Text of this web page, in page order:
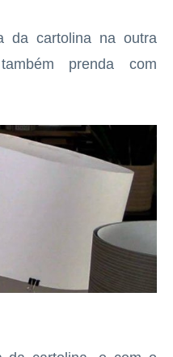
da cartolina na outra
prenda com